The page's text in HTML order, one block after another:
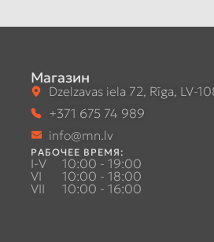
Магазин
Dzelzavas iela 72, Rīga, LV-
+371 675 74 989
info@mn.lv
РАБОЧЕЕ ВРЕМЯ:
I-V
10:00 - 19:00
VI
10:00 - 18:00
VII
10:00 - 16:00